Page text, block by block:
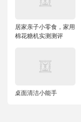
居家亲子小零食，家用
棉花糖机实测测评
桌面清洁小能手